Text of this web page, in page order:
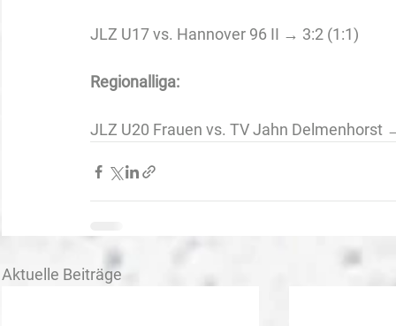
JLZ U17 vs. Hannover 96 II → 3:2 (1:1)
Regionalliga:
JLZ U20 Frauen vs. TV Jahn
Aktuelle Beiträge